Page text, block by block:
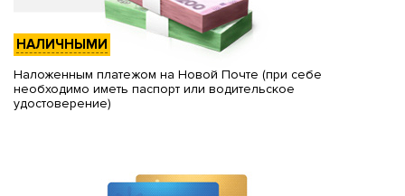
НАЛИЧНЫМИ
Наложенным платежом на Новой Почте (при себе
необходимо иметь паспорт или водительское
удостоверение)